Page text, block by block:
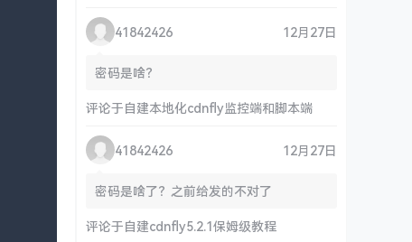
41842426 12月27日
密码是啥？
评论于自建本地化cdnfly监控端和脚本端
41842426 12月27日
密码是啥了？之前给发的不对了
评论于自建cdnfly5.2.1保姆级教程